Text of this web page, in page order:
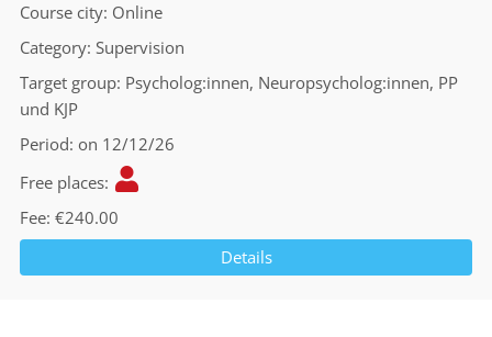
Course city Online
Category Supervision
Target group Psycholog:innen, Neuropsycholog:innen, PP
und KJP
Period on 12/12/26
Free places
Fee €240.00
Details